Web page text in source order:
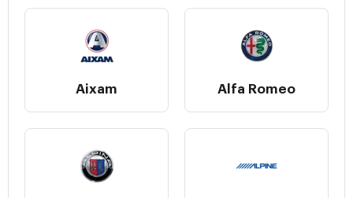
Aixam Alfa Romeo